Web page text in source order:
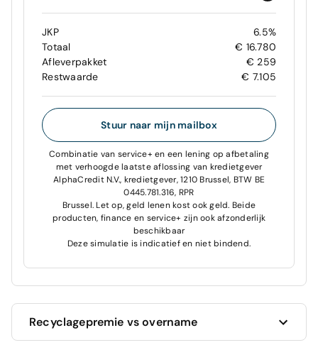
JKP
6.5%
Totaal
€ 16.780
Afleverpakket
€ 259
Restwaarde
€ 7.105
Stuur naar mijn mailbox
Combinatie van service+ en een lening op afbetaling
met verhoogde laatste aflossing van kredietgever
AlphaCredit N.V., kredietgever, 1210 Brussel, BTW BE
0445.781.316, RPR
Brussel. Let op, geld lenen kost ook geld. Beide
producten, finance en service+ zijn ook afzonderlijk
beschikbaar
Deze simulatie is indicatief en niet bindend.
Recyclagepremie vs overname